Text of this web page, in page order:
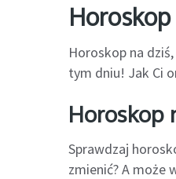
Horoskop na
tym dniu! Jak Ci
Horoskop
Sprawdzaj
zmienić? A może